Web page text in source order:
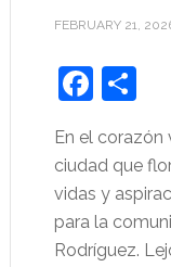
FEBRUARY 21,
En el corazón
ciudad que
vidas y
para la
Rodríguez.